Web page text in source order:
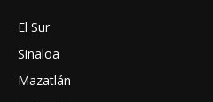
El Sur
Sinaloa
Mazatlán